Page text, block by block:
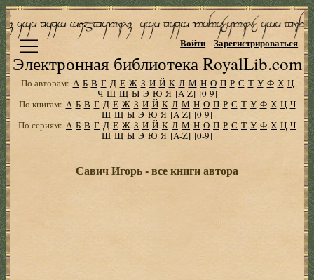
Электронная библиотека RoyalLib.com
Войти Зарегистрироваться
По авторам: А Б В Г Д Е Ж З И Й К Л М Н О П Р С Т У Ф Х Ц
Ч Ш Щ Ы Э Ю Я [A-Z] [0-9]
По книгам: А Б В Г Д Е Ж З И Й К Л М Н О П Р С Т У Ф Х Ц Ч
Ш Щ Ы Э Ю Я [A-Z] [0-9]
По сериям: А Б В Г Д Е Ж З И Й К Л М Н О П Р С Т У Ф Х Ц Ч
Ш Щ Ы Э Ю Я [A-Z] [0-9]
Савич Игорь - все книги автора